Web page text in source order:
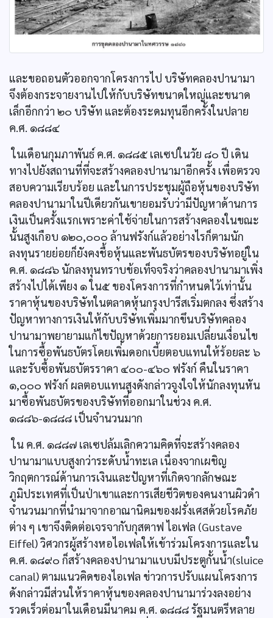
และขอถอนตัวออกจากโครงการไป บริษัทคลองปานามา
จึงต้องกระจายงานไปให้กับบริษัทขนาดใหญ่และขนาด
เล็กอีกกว่า ๒๐ บริษัท และต้องระดมทุนอีกครั้งในปลาย
ค.ศ. ๑๘๘๔
ในเดือนกุมภาพันธ์ ค.ศ. ๑๘๘๕ เลเซปในวัย ๘๐ ปี เดิน
ทางไปยังสถานที่ที่จะสร้างคลองปานามาอีกครั้ง เพื่อตรวจ
สอบความเรียบร้อย และในการประชุมผู้ถือหุ้นของบริษัท
คลองปานามาในปีเดียวกันเขายอมรับว่ามีปัญหาด้านการ
เงินเป็นครั้งแรกเพราะค่าใช้จ่ายในการสร้างคลองในขณะ
นั้นสูงเกือบ ๑๒๐,๐๐๐ ล้านฟรังก์แล้วอย่างไรก็ตามนัก
ลงทุนรายย่อยก็ยังคงชื้อหุ้นและพันธบัตรของบริษัทอยู่ใน
ค.ศ. ๑๘๘๖ นักลงทุนทราบข้อเท็จจริงว่าคลองปานามาเพิ่ง
สร้างไปได้เพียง ๑ ใน๕ ของโครงการที่กำหนดไว้เท่านั้น
ราคาหุ้นของบริษัทในตลาดหุ้นกรุงปารีสเริ่มตกลง ซึ่งสร้าง
ปัญหาทางการเงินให้กับบริษัทเพิ่มมากขึนบริษัทคลอง
ปานามาพยายามแก้ไขปัญหาด้วยการยอมเปลี่ยนเงื่อนไข
ในการซื้อพันธบัตรโดยเพิ่มดอกเบี้ยตอบแทนให้ร้อยละ ๖
และรับซื้อพันธบัตรราคา ๔๐๐-๔๖๐ ฟรังก์ คืนในราคา
๑,๐๐๐ ฟรังก์ ผลตอบแทนสูงดังกล่าวจูงใจให้นักลงทุนหัน
มาซื้อพันธบัตรของบริษัทที่ออกมาในช่วง ค.ศ.
๑๘๘๖-๑๘๘๘ เป็นจำนวนมาก
ใน ค.ศ. ๑๘๘๗ เลเซปล้มเลิกความคิดที่จะสร้างคลอง
ปานามาแบบสูงกว่าระดับนํ้าทะเล เนื่องจากเผชิญ
วิกฤตการณ์ด้านการเงินและปัญหาที่เกิดจากลักษณะ
ภูมิประเทศที่เป็นป่าเขาและการเสียชีวิตของคนงานผิวดำ
จำนวนมากที่นำมาจากอาณานิคมของฝรั่งเศสด้วยโรคภัย
ต่าง ๆ เขาจึงติดต่อเจรจากับกุสตาฟ ไอเฟล (Gustave
Eiffel) วิศวกรผู้สร้างหอไอเฟลให้เข้าร่วมโครงการและใน
ค.ศ. ๑๘๙๐ ก็สร้างคลองปานามาแบบมีประตูกั้นนํ้า(sluice
canal) ตามแนวคิดของไอเฟล ข่าวการปรับแผนโครงการ
ดังกล่าวมีส่วนให้ราคาหุ้นของคลองปานามาร่วงลงอย่าง
รวดเร็วต่อมาในเดือนมีนาคม ค.ศ. ๑๘๘๘ รัฐมนตรีหลาย